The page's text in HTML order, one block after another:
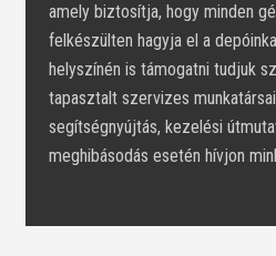
amely biztosítja, hogy minden
felkészülten hagyja el a
helyszínén is támogatni tudjuk
tapasztalt szervizes
segítségnyújtás, kezelési
meghibásodás esetén hívjon